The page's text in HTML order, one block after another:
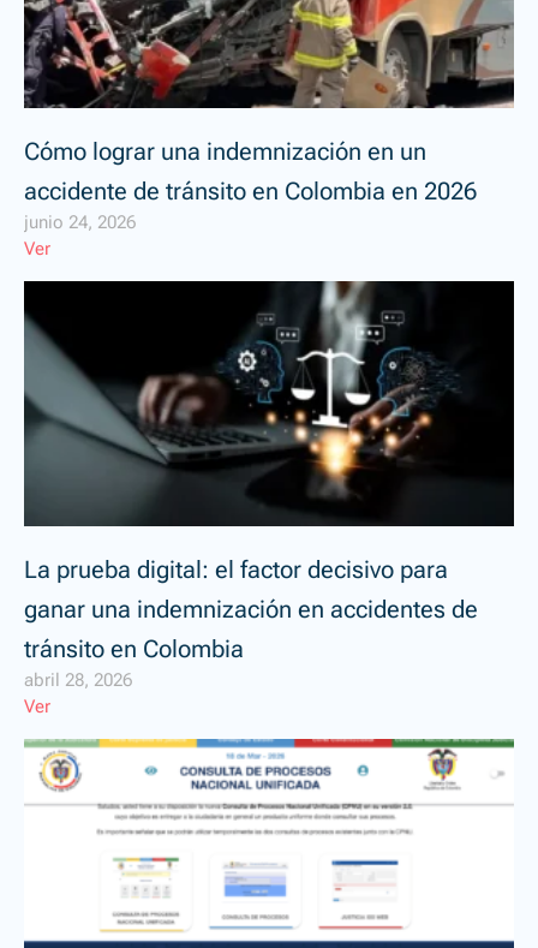
Cómo lograr una indemnización en un
accidente de tránsito en Colombia en 2026
junio 24, 2026
Ver
La prueba digital: el factor decisivo para
ganar una indemnización en accidentes de
tránsito en Colombia
abril 28, 2026
Ver